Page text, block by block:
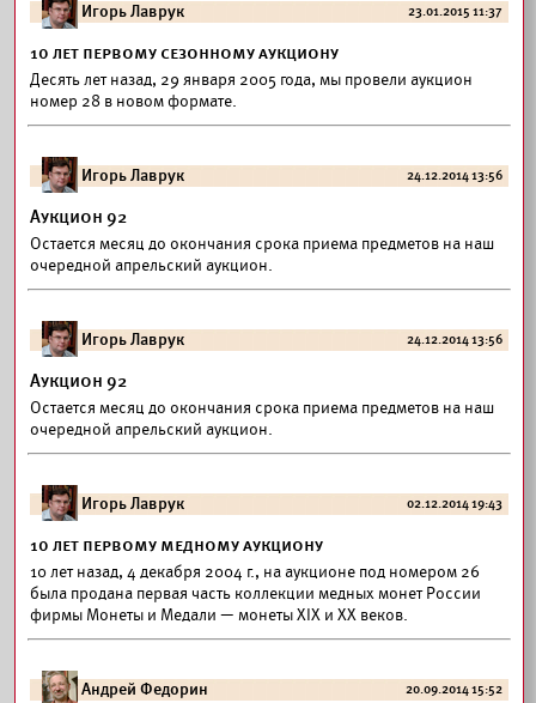
Игорь Лаврук 23.01.2015 11:37
10 лет первому сезонному аукциону
Десять лет назад, 29 января 2005 года, мы провели аукцион
номер 28 в новом формате.
Игорь Лаврук 24.12.2014 13:56
Аукцион 92
Остается месяц до окончания срока приема предметов на наш
очередной апрельский аукцион.
Игорь Лаврук 24.12.2014 13:56
Аукцион 92
Остается месяц до окончания срока приема предметов на наш
очередной апрельский аукцион.
Игорь Лаврук 02.12.2014 19:43
10 лет первому медному аукциону
10 лет назад, 4 декабря 2004 г., на аукционе под номером 26
была продана первая часть коллекции медных монет России
фирмы Монеты и Медали — монеты XIX и XX веков.
Андрей Федорин 20.09.2014 15:52